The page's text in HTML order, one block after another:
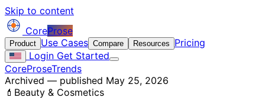
Skip to content
CoreProse
Product Use Cases Compare Resources
Pricing
Login Get Started
CoreProseTrends
Archived — published May 25, 2026
💄 Beauty & Cosmetics